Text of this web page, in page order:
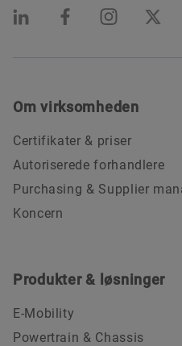
Om virksomheden
Certifikater & priser
Autoriserede forhandlere
Purchasing & Supplier
Koncern
Produkter & løsninger
E-Mobility
Powertrain & Chassis